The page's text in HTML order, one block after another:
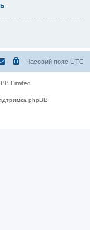
Часовий пояс UTC
Limited
phpBB